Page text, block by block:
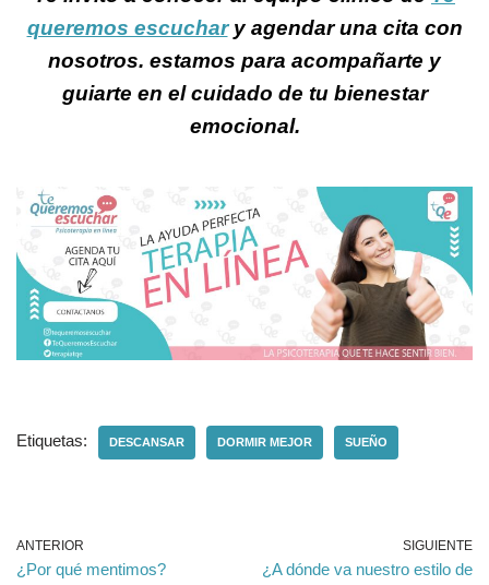
queremos escuchary agendar una cita con
nosotros. estamos para acompañarte y
guiarte en el cuidado de tu bienestar
emocional.
Etiquetas: DESCANSAR DORMIR MEJOR SUEÑO
ANTERIOR
¿Por qué mentimos?
SIGUIENTE
¿A dónde va nuestro estilo de